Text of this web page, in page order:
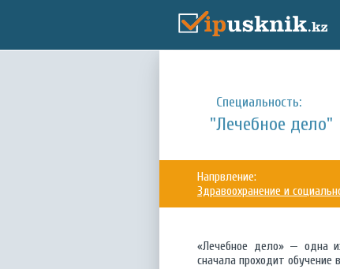
Специальность:
"Лечебное дело"
Напрвление:
Здравоохранение и
«Лечебное дело» — одна
сначала проходит